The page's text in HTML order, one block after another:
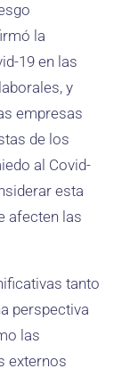
la
19 en las
y
empresas
de los
al Covid-
esta
afecten las
tanto
perspectiva
las
externos